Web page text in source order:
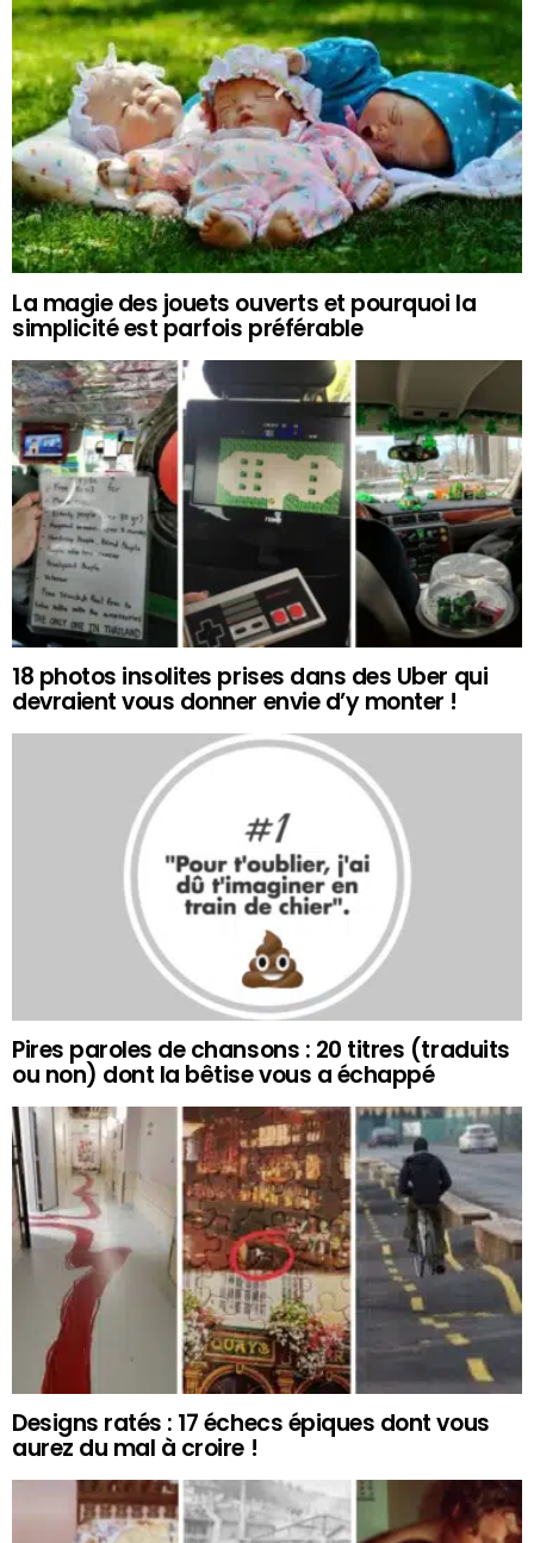
La magie des jouets ouverts et pourquoi la
simplicité est parfois préférable
18 photos insolites prises dans des Uber qui
devraient vous donner envie d’y monter !
Pires paroles de chansons : 20 titres (traduits
ou non) dont la bêtise vous a échappé
Designs ratés : 17 échecs épiques dont vous
aurez du mal à croire !